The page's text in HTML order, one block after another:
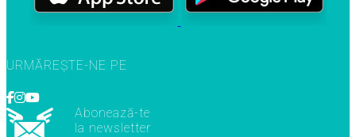
URMĂREȘTE-NE PE
Abonează-te
la newsletter